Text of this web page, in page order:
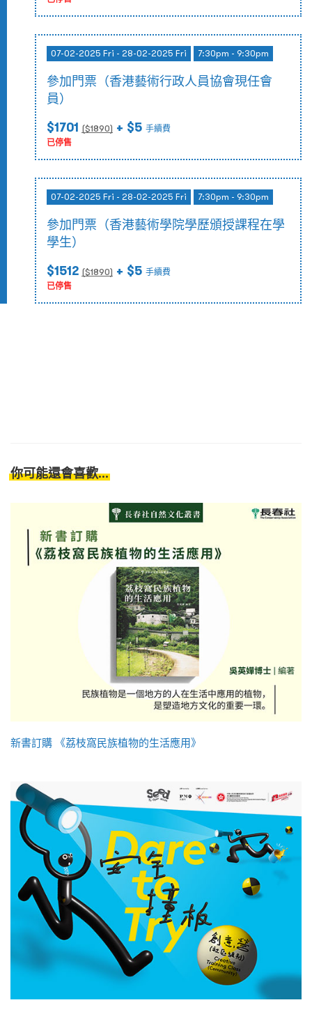
07-02-2025 Fri - 28-02-2025 Fri 7:30pm - 9:30pm
參加門票（香港藝術行政人員協會現任會
員）
$1701 ($1890) + $5 手續費
已停售
07-02-2025 Fri - 28-02-2025 Fri 7:30pm - 9:30pm
參加門票（香港藝術學院學歷頒授課程在學
學生）
$1512 ($1890) + $5 手續費
已停售
你可能還會喜歡...
新書訂購 《荔枝窩民族植物的生活應用》